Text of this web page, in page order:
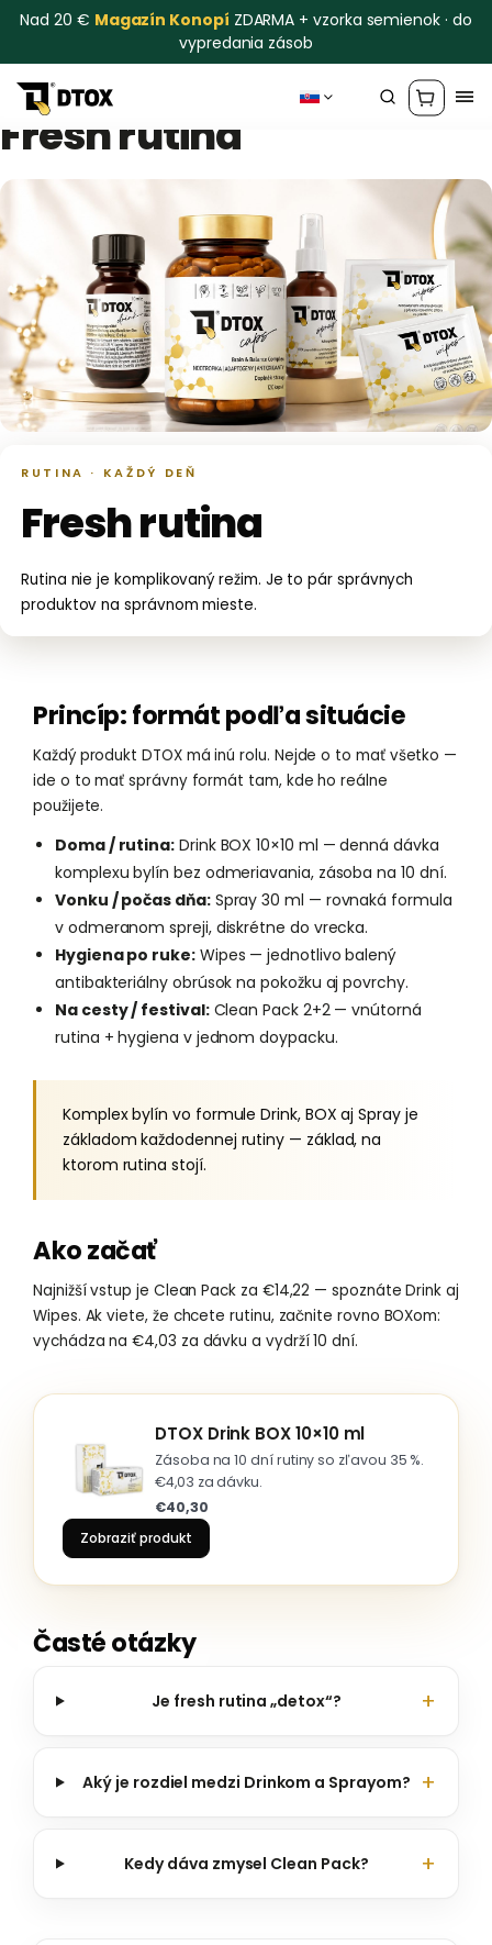
Nad 20 € Magazín Konopí ZDARMA + vzorka semienok · do
vypredania zásob
Fresh rutina
RUTINA · KAŽDÝ DEŇ
Fresh rutina
Rutina nie je komplikovaný režim. Je to pár správnych
produktov na správnom mieste.
Princíp: formát podľa situácie
Každý produkt DTOX má inú rolu. Nejde o to mať všetko —
ide o to mať správny formát tam, kde ho reálne
použijete.
Doma / rutina: Drink BOX 10×10 ml — denná dávka
komplexu bylín bez odmeriavania, zásoba na 10 dní.
Vonku / počas dňa:Spray 30 ml — rovnaká formula
v odmeranom spreji, diskrétne do vrecka.
Hygiena po ruke:Wipes — jednotlivo balený
antibakteriálny obrúsok na pokožku aj povrchy.
Na cesty / festival:Clean Pack 2+2 — vnútorná
rutina + hygiena v jednom doypacku.
Komplex bylín vo formule Drink, BOX aj Spray je
základom každodennej rutiny — základ, na
ktorom rutina stojí.
Ako začať
Najnižší vstup je Clean Pack za €14,22 — spoznáte Drink aj
Wipes. Ak viete, že chcete rutinu, začnite rovno BOXom:
vychádza na €4,03 za dávku a vydrží 10 dní.
DTOX Drink BOX 10×10 ml
Zásoba na 10 dní rutiny so zľavou 35 %.
€4,03 za dávku.
€40,30
Zobraziť produkt
Časté otázky
Je fresh rutina „detox“?
Aký je rozdiel medzi Drinkom a Sprayom?
Kedy dáva zmysel Clean Pack?